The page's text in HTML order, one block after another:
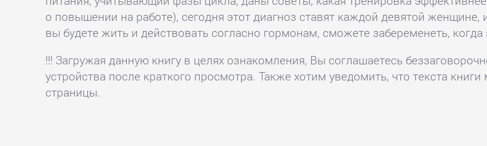
о повышении на работе), сегодня этот диагноз ставят каждой девятой
вы будете жить и действовать согласно гормонам, сможете забеременеть, когда
!!! Загружая данную книгу в целях ознакомления, Вы соглашаетесь
устройства после краткого просмотра. Также хотим уведомить, что текста
страницы.